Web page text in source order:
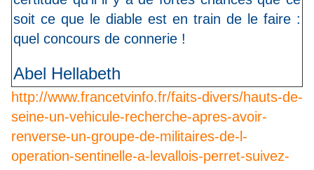
soit ce que le diable est en train de le faire :
quel concours de connerie !
Abel Hellabeth
http://www.francetvinfo.fr/faits-divers/hauts-de-
seine-un-vehicule-recherche-apres-avoir-
renverse-un-groupe-de-militaires-de-l-
operation-sentinelle-a-levallois-perret-suivez-